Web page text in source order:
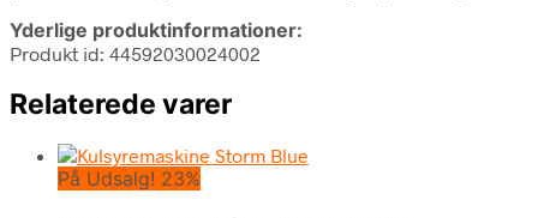
Yderlige produktinformationer:
Produkt id: 44592030024002
Relaterede varer
På Udsalg! 23%